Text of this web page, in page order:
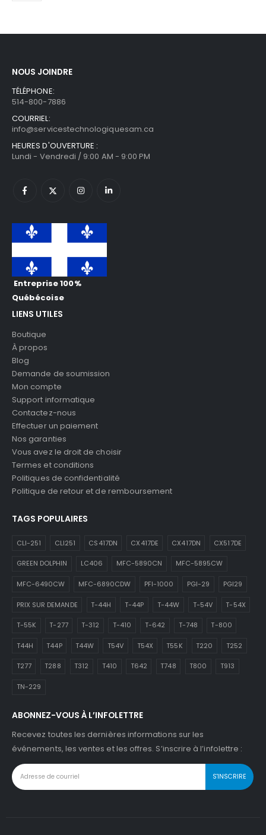
NOUS JOINDRE
TÉLÉPHONE:
514-800-7886
COURRIEL:
info@servicestechnologiquesam.ca
HEURES D'OUVERTURE :
Lundi - Vendredi / 9:00 AM - 9:00 PM
Entreprise 100%
Québécoise
LIENS UTILES
Boutique
À propos
Blog
Demande de soumission
Mon compte
Support informatique
Contactez-nous
Effectuer un paiement
Nos garanties
Vous avez le droit de choisir
Termes et conditions
Politiques de confidentialité
Politique de retour et de remboursement
TAGS POPULAIRES
CLI-251 CLI251 CS417DN CX417DE CX417DN CX517DE
GREEN DOLPHIN LC406 MFC-5890CN MFC-5895CW
MFC-6490CW MFC-6890CDW PFI-1000 PGI-29 PGI29
PRIX SUR DEMANDE T-44H T-44P T-44W T-54V T-54X
T-55K T-277 T-312 T-410 T-642 T-748 T-800
T44H T44P T44W T54V T54X T55K T220 T252
T277 T288 T312 T410 T642 T748 T800 T913
TN-229
ABONNEZ-VOUS À L’INFOLETTRE
Recevez toutes les dernières informations sur les
événements, les ventes et les offres. S’inscrire à l’infolettre :